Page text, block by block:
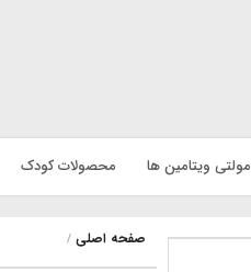
مولتی ویتامین ها محصولات کودک
صفحه اصلی